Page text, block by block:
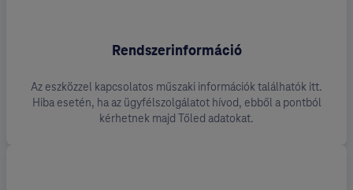
Rendszerinformáció
Az eszközzel kapcsolatos műszaki információk találhatók itt.
Hiba esetén, ha az ügyfélszolgálatot hívod, ebből a pontból
kérhetnek majd Tőled adatokat.